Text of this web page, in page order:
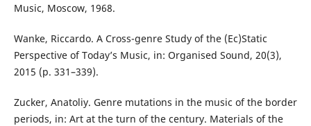
Music, Moscow, 1968.
Wanke, Riccardo. A Cross-genre Study of the (Ec)Static
Perspective of Today’s Music, in: Organised Sound, 20(3),
2015 (p. 331–339).
Zucker, Anatoliy. Genre mutations in the music of the border
periods, in: Art at the turn of the century. Materials of the